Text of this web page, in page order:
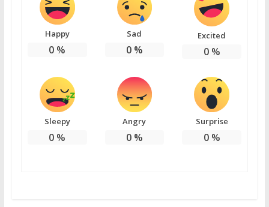
Happy
0 %
Sad
0%
Excited
0%
Sleepy
0 %
Angry
0%
Surprise
0%